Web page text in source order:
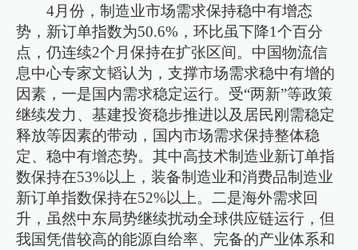
4月份，制造业市场需求保持稳中有增态
势，新订单指数为50.6%，环比虽下降1个百分
点，仍连续2个月保持在扩张区间。中国物流信
息中心专家文韬认为，支撑市场需求稳中有增的
因素，一是国内需求稳定运行。受“两新”等政策
继续发力、基建投资稳步推进以及居民刚需稳定
释放等因素的带动，国内市场需求保持整体稳
定、稳中有增态势。其中高技术制造业新订单指
数保持在53%以上，装备制造业和消费品制造业
新订单指数保持在52%以上。二是海外需求回
升，虽然中东局势继续扰动全球供应链运行，但
我国凭借较高的能源自给率、完备的产业体系和